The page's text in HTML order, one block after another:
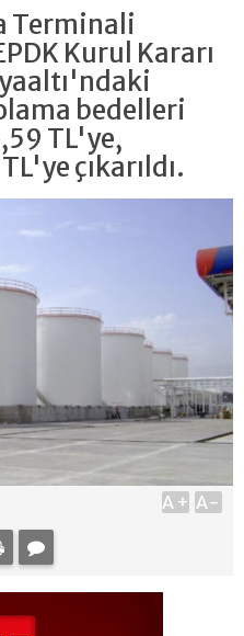
Terminali
Kurul Kararı
bedelleri
TL'ye,
çıkarıldı.
A+ A-